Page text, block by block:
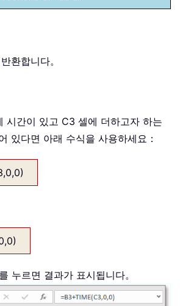
환합니다。
시간이 있고 C3 셀에 더하고자 하는
있다면 아래 수식을 사용하세요：
누르면 결과가 표시됩니다。